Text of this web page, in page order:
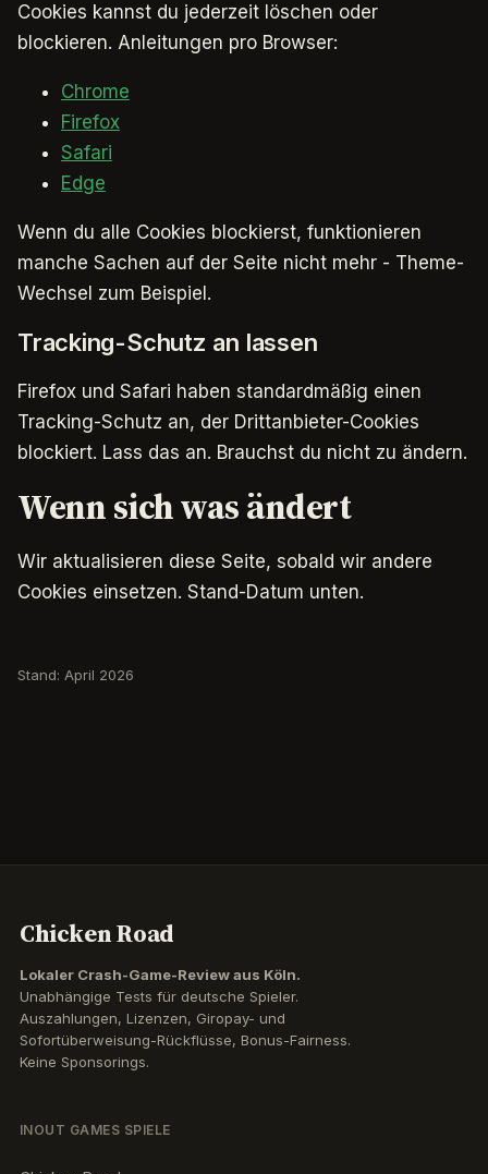
Cookies kannst du jederzeit löschen oder
blockieren. Anleitungen pro Browser:
Chrome
Firefox
Safari
Edge
Wenn du alle Cookies blockierst, funktionieren
manche Sachen auf der Seite nicht mehr - Theme-
Wechsel zum Beispiel.
Tracking-Schutz an lassen
Firefox und Safari haben standardmäßig einen
Tracking-Schutz an, der Drittanbieter-Cookies
blockiert. Lass das an. Brauchst du nicht zu ändern.
Wenn sich was ändert
Wir aktualisieren diese Seite, sobald wir andere
Cookies einsetzen. Stand-Datum unten.
Stand: April 2026
Chicken Road
Lokaler Crash-Game-Review aus Köln.
Unabhängige Tests für deutsche Spieler.
Auszahlungen, Lizenzen, Giropay- und
Sofortüberweisung-Rückflüsse, Bonus-Fairness.
Keine Sponsorings.
INOUT GAMES SPIELE